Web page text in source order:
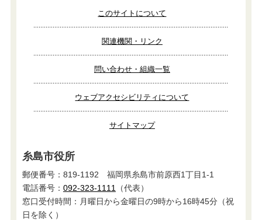
このサイトについて
関連機関・リンク
問い合わせ・組織一覧
ウェブアクセシビリティについて
サイトマップ
糸島市役所
郵便番号：819-1192 福岡県糸島市前原西1丁目1-1
電話番号： 092-323-1111
（代表）
窓口受付時間：月曜日から金曜日の9時から16時45分（祝
日を除く）